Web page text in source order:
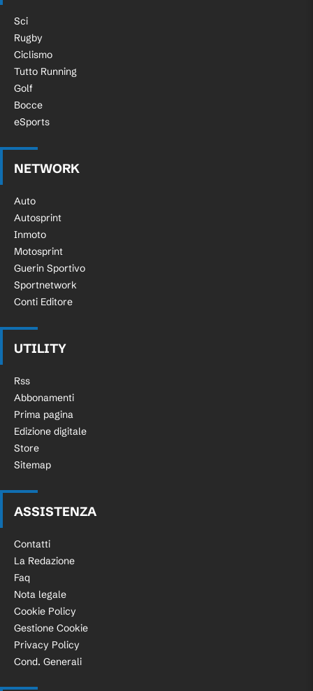
Sci
Rugby
Ciclismo
Tutto Running
Golf
Bocce
eSports
NETWORK
Auto
Autosprint
Inmoto
Motosprint
Guerin Sportivo
Sportnetwork
Conti Editore
UTILITY
Rss
Abbonamenti
Prima pagina
Edizione digitale
Store
Sitemap
ASSISTENZA
Contatti
La Redazione
Faq
Nota legale
Cookie Policy
Gestione Cookie
Privacy Policy
Cond. Generali